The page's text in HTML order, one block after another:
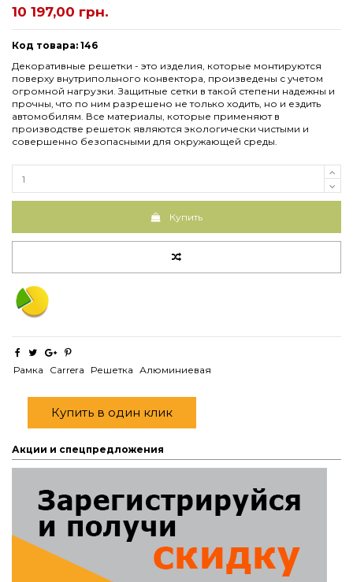
10 197,00 грн.
Код товара: 146
Декоративные решетки - это изделия, которые монтируются
поверху внутрипольного конвектора, произведены с учетом
огромной нагрузки. Защитные сетки в такой степени надежны и
прочны, что по ним разрешено не только ходить, но и ездить
автомобилям. Все материалы, которые применяют в
производстве решеток являются экологически чистыми и
совершенно безопасными для окружающей среды.
Купить
Рамка Carrera Решетка Алюминиевая
Купить в один клик
Акции и спецпредложения